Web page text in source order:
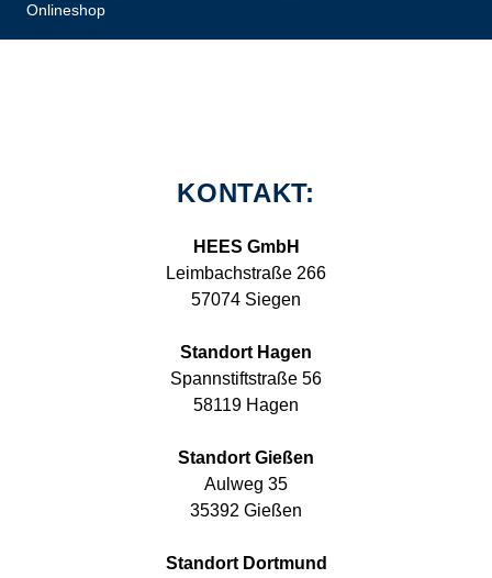
Onlineshop
KONTAKT:
HEES GmbH
Leimbachstraße 266
57074 Siegen
Standort Hagen
Spannstiftstraße 56
58119 Hagen
Standort Gießen
Aulweg 35
35392 Gießen
Standort Dortmund